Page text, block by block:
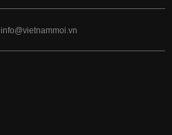
info@vietnammoi.vn